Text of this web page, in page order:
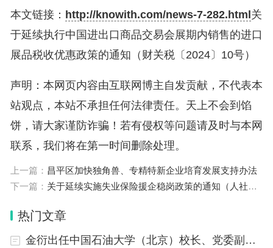
本文链接： http://knowith.com/news-7-282.html 关
于延续执行中国进出口商品交易会展期内销售的进口
展品税收优惠政策的通知（财关税〔2024〕10号）
声明：本网页内容由互联网博主自发贡献，不代表本
站观点，本站不承担任何法律责任。天上不会到馅
饼，请大家谨防诈骗！若有侵权等问题请及时与本网
联系，我们将在第一时间删除处理。
上一篇： 昌平区加快独角兽、专精特新企业培育发展支持办法
下一篇： 关于延续实施失业保险援企稳岗政策的通知（人社部发〔2024〕40号）
热门文章
金衍出任中国石油大学（北京）校长、党委副书记